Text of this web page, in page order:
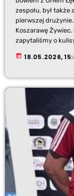
zespołu, był
pierwszej
Koszarawę
zapytaliśmy o
today 18.05.2026,